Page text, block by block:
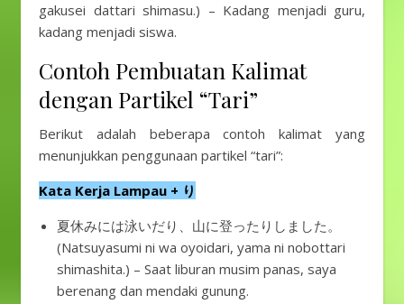
gakusei dattari shimasu.) – Kadang menjadi guru,
kadang menjadi siswa.
Contoh Pembuatan Kalimat
dengan Partikel “Tari”
Berikut adalah beberapa contoh kalimat yang
menunjukkan penggunaan partikel “tari”:
Kata Kerja Lampau + り
夏休みには泳いだり、山に登ったりしました。
(Natsuyasumi ni wa oyoidari, yama ni nobottari
shimashita.) – Saat liburan musim panas, saya
berenang dan mendaki gunung.